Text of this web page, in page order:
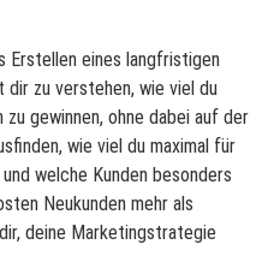
Erstellen eines langfristigen
dir zu verstehen, wie viel du
gewinnen, ohne dabei auf der
wie viel du maximal für
welche Kunden besonders
Neukunden mehr als
deine Marketingstrategie